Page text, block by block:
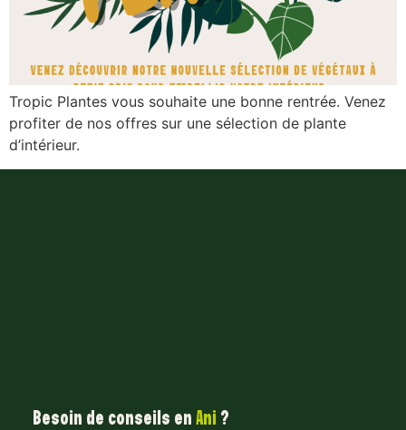
Tropic Plantes vous souhaite une bonne rentrée. Venez
profiter de nos offres sur une sélection de plante
d’intérieur.
Besoin de conseils en Ani m